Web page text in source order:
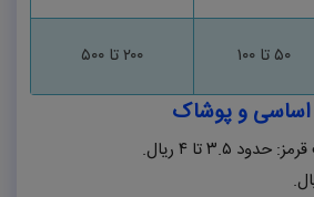
۵۰ تا ۱۰۰ ۲۰۰تا ۵۰۰
اساسی و پوشاک
حدود ۳.۵تا ۴ ریال.